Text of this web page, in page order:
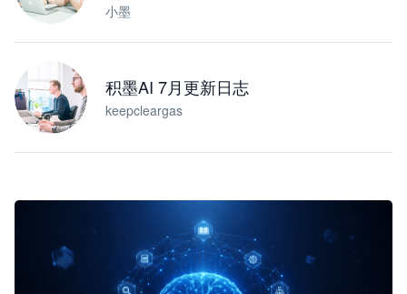
小墨
积墨AI 7月更新日志
keepcleargas